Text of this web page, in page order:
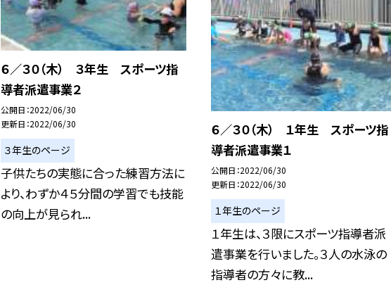
６／３０（木） ３年生 スポーツ指
導者派遣事業２
公開日 2022/06/30
更新日 2022/06/30
３年生のページ
子供たちの実態に合った練習方法に
より、わずか４５分間の学習でも技能
の向上が見られ...
６／３０（木） １年生 スポーツ指
導者派遣事業１
公開日 2022/06/30
更新日 2022/06/30
１年生のページ
１年生は、３限にスポーツ指導者派
遣事業を行いました。３人の水泳の
指導者の方々に教...